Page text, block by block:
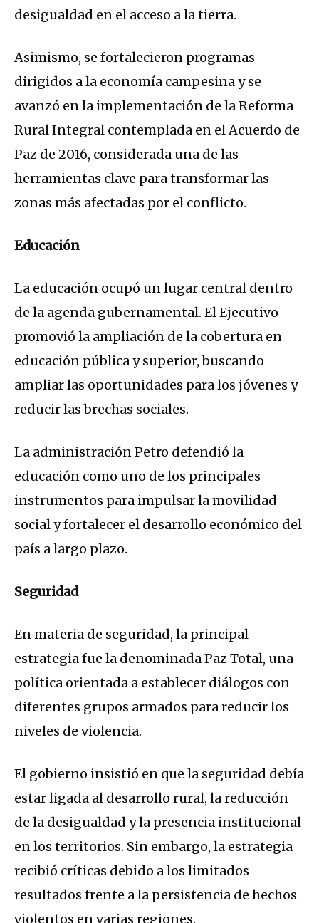
desigualdad en el acceso a la tierra.
Asimismo, se fortalecieron programas
dirigidos a la economía campesina y se
avanzó en la implementación de la Reforma
Rural Integral contemplada en el Acuerdo de
Paz de 2016, considerada una de las
herramientas clave para transformar las
zonas más afectadas por el conflicto.
Educación
La educación ocupó un lugar central dentro
de la agenda gubernamental. El Ejecutivo
promovió la ampliación de la cobertura en
educación pública y superior, buscando
ampliar las oportunidades para los jóvenes y
reducir las brechas sociales.
La administración Petro defendió la
educación como uno de los principales
instrumentos para impulsar la movilidad
social y fortalecer el desarrollo económico del
país a largo plazo.
Seguridad
En materia de seguridad, la principal
estrategia fue la denominada Paz Total, una
política orientada a establecer diálogos con
diferentes grupos armados para reducir los
niveles de violencia.
El gobierno insistió en que la seguridad debía
estar ligada al desarrollo rural, la reducción
de la desigualdad y la presencia institucional
en los territorios. Sin embargo, la estrategia
recibió críticas debido a los limitados
resultados frente a la persistencia de hechos
violentos en varias regiones.